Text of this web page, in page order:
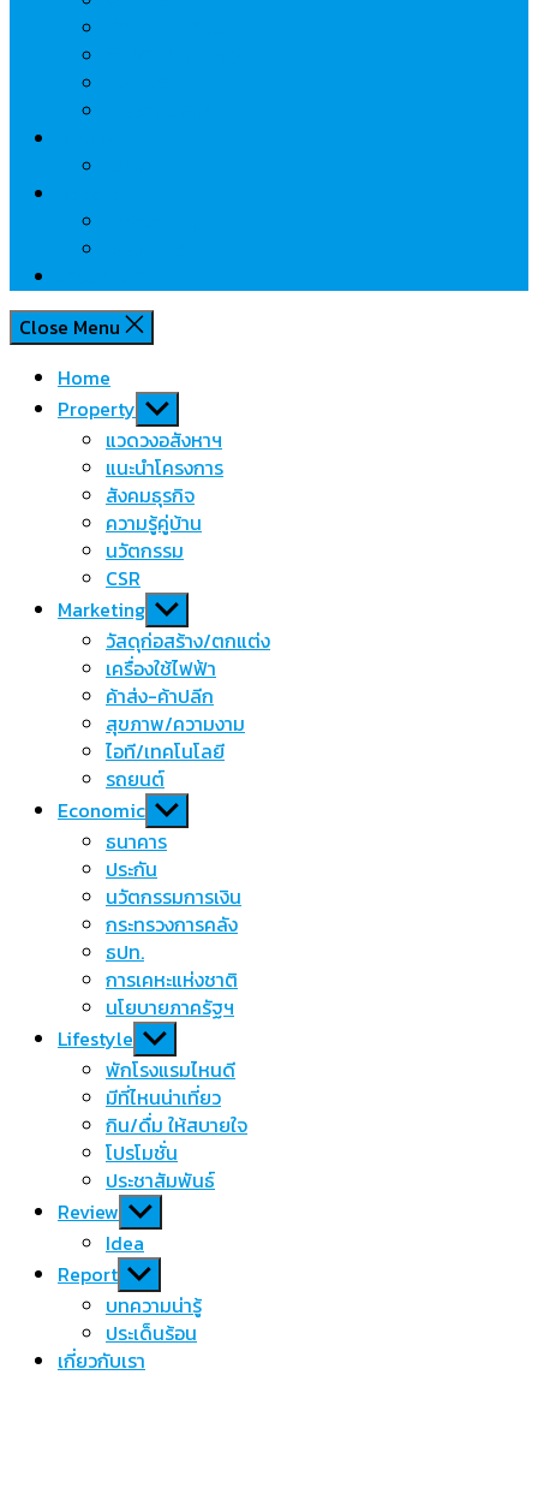
Close Menu
Home
Property Show
sub
menu
แวดวงอสังหาฯ
แนะนำโครงการ
สังคมธุรกิจ
ความรู้คู่บ้าน
นวัตกรรม
CSR
Marketing Show
sub
menu
วัสดุก่อสร้าง/ตกแต่ง
เครื่องใช้ไฟฟ้า
ค้าส่ง-ค้าปลีก
สุขภาพ/ความงาม
ไอที/เทคโนโลยี
รถยนต์
Economic Show
sub
menu
ธนาคาร
ประกัน
นวัตกรรมการเงิน
กระทรวงการคลัง
ธปท.
การเคหะแห่งชาติ
นโยบายภาครัฐฯ
Lifestyle Show
sub
menu
พักโรงแรมไหนดี
มีที่ไหนน่าเที่ยว
กิน/ดื่ม ให้สบายใจ
โปรโมชั่น
ประชาสัมพันธ์
Review Show
sub
menu
Idea
Report Show
sub
menu
บทความน่ารู้
ประเด็นร้อน
เกี่ยวกับเรา